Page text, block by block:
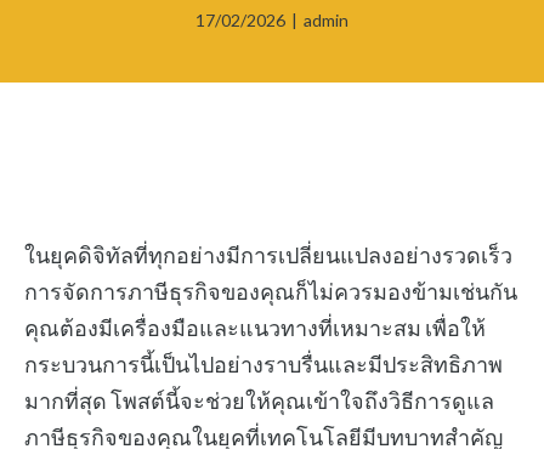
17/02/2026 | admin
ในยุคดิจิทัลที่ทุกอย่างมีการเปลี่ยนแปลงอย่างรวดเร็ว
การจัดการภาษีธุรกิจของคุณก็ไม่ควรมองข้ามเช่นกัน
คุณต้องมีเครื่องมือและแนวทางที่เหมาะสม เพื่อให้
กระบวนการนี้เป็นไปอย่างราบรื่นและมีประสิทธิภาพ
มากที่สุด โพสต์นี้จะช่วยให้คุณเข้าใจถึงวิธีการดูแล
ภาษีธุรกิจของคุณในยุคที่เทคโนโลยีมีบทบาทสำคัญ